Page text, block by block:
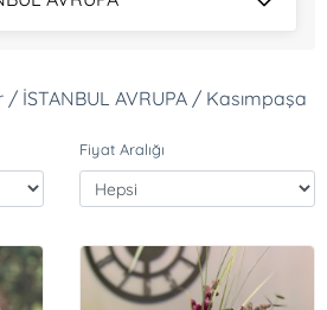
İSTANBUL AVRUPA / Kasımpaşa
Fiyat Aralığı